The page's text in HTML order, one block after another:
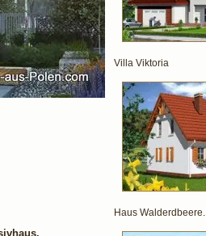
Villa Viktoria
Haus Walderdbeere.